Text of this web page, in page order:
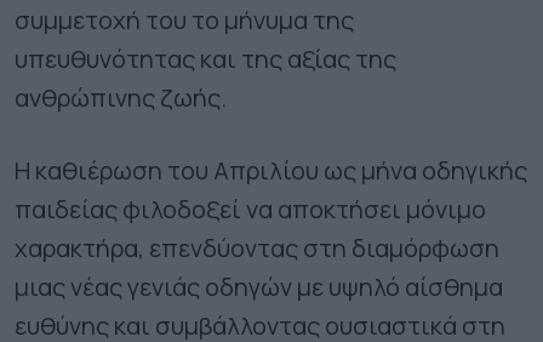
συμμετοχή του το μήνυμα της
υπευθυνότητας και της αξίας της
ανθρώπινης ζωής.
Η καθιέρωση του Απριλίου ως μήνα οδηγικής
παιδείας φιλοδοξεί να αποκτήσει μόνιμο
χαρακτήρα, επενδύοντας στη διαμόρφωση
μιας νέας γενιάς οδηγών με υψηλό αίσθημα
ευθύνης και συμβάλλοντας ουσιαστικά στη